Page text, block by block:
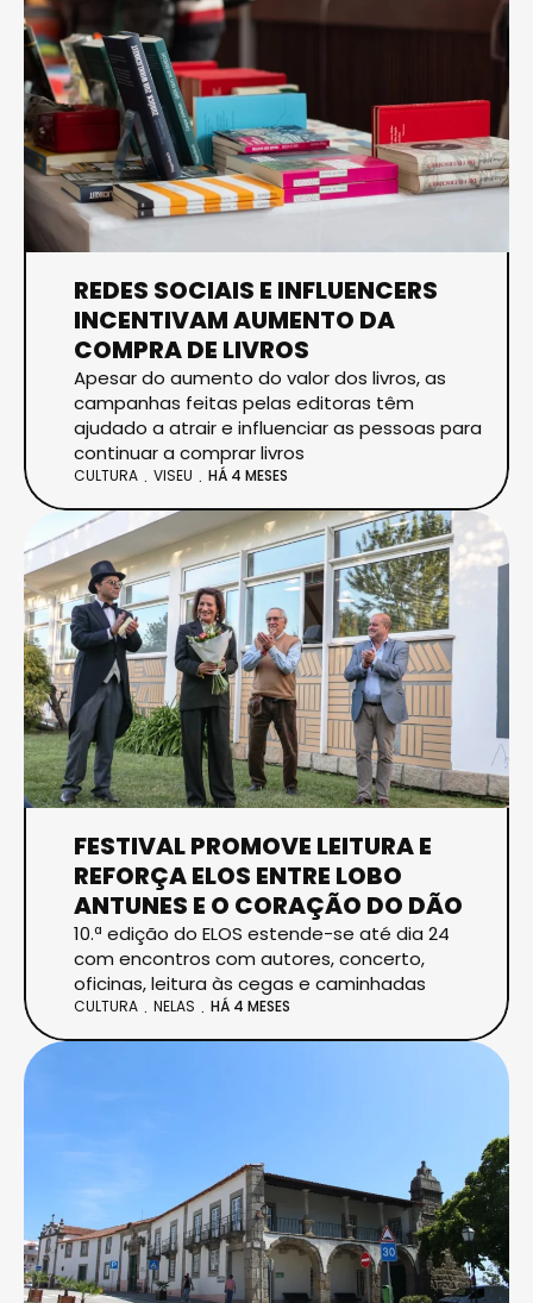
REDES SOCIAIS E INFLUENCERS
INCENTIVAM AUMENTO DA
COMPRA DE LIVROS
Apesar do aumento do valor dos livros, as
campanhas feitas pelas editoras têm
ajudado a atrair e influenciar as pessoas para
continuar a comprar livros
CULTURA VISEU HÁ 4 MESES
FESTIVAL PROMOVE LEITURA E
REFORÇA ELOS ENTRE LOBO
ANTUNES E O CORAÇÃO DO DÃO
10.ª edição do ELOS estende-se até dia 24
com encontros com autores, concerto,
oficinas, leitura às cegas e caminhadas
CULTURA NELAS HÁ 4 MESES